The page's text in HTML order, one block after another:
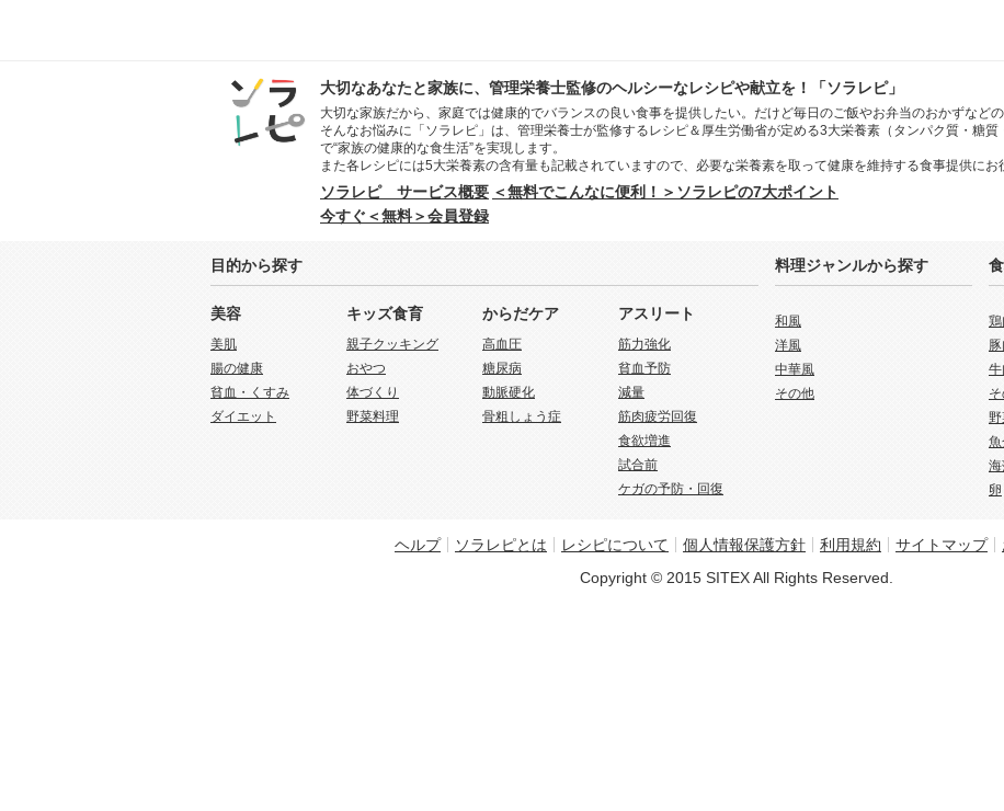
大切なあなたと家族に、管理栄養士監修のヘルシーなレシピや献立を！「ソラレピ」
大切な家族だから、家庭では健康的でバランスの良い食事を提供したい。だけど毎日のご飯やお弁当のおかずなど
そんなお悩みに「ソラレピ」は、管理栄養士が監修するレシピ＆厚生労働省が定める3大栄養素（タンパク質・糖質
で“家族の健康的な食生活”を実現します。
また各レシピには5大栄養素の含有量も記載されていますので、必要な栄養素を取って健康を維持する食事提供にお
ソラレピ サービス概要 ＜無料でこんなに便利！＞ソラレピの7大ポイント
今すぐ＜無料＞会員登録
目的から探す
美容
美肌
腸の健康
貧血・くすみ
ダイエット
キッズ食育
親子クッキング
おやつ
体づくり
野菜料理
からだケア
高血圧
糖尿病
動脈硬化
骨粗しょう症
アスリート
筋力強化
貧血予防
減量
筋肉疲労回復
食欲増進
試合前
ケガの予防・回復
料理ジャンルから探す
和風
洋風
中華風
その他
鶏
牛
卵
ヘルプ ソラレピとは レシピについて 個人情報保護方針 利用規約 サイトマップ
Copyright © 2015 SITEX All Rights Reserved.